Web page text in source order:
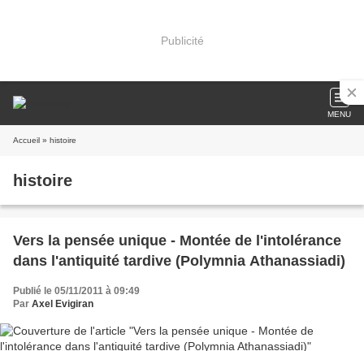
Publicité
MENU
Accueil » histoire
histoire
Vers la pensée unique - Montée de l'intolérance
dans l'antiquité tardive (Polymnia Athanassiadi)
Publié le 05/11/2011 à 09:49
Par Axel Evigiran